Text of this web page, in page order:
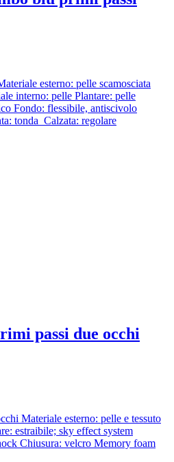
esterno: pelle scamosciata
interno: pelle Plantare: pelle
Fondo: flessibile, antiscivolo
tonda Calzata: regolare
passi due occhi
Materiale esterno: pelle e tessuto
estraibile; sky effect system
Chiusura: velcro Memory foam